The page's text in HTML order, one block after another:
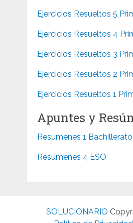
Ejercicios Resueltos 5
Ejercicios Resueltos 4
Ejercicios Resueltos 3
Ejercicios Resueltos 2
Ejercicios Resueltos 1
Apuntes y
Resumenes 1 Bachillerato
Resumenes 4 ESO
SOLUCIONARIO